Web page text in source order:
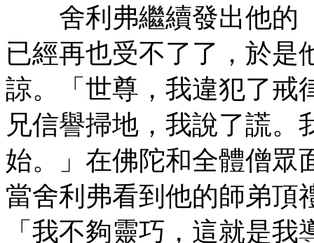
舍利弗繼續發出他的
已經再也受不了了，於是
諒。「世尊，我違犯了戒
兄信譽掃地，我說了謊
始。」在佛陀和全體僧眾
當舍利弗看到他的師弟頂
「我不夠靈巧，這就是